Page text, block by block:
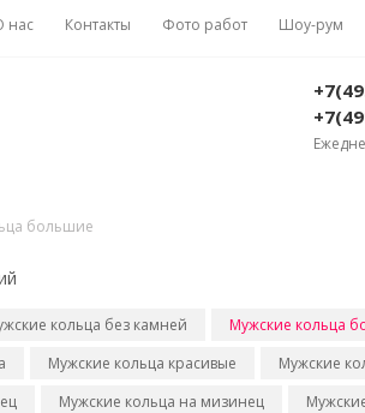
нас Контакты Фото работ Шоу-рум
большие
кольца без камней Мужские кольца
Мужские кольца красивые Мужские
Мужские кольца на мизинец